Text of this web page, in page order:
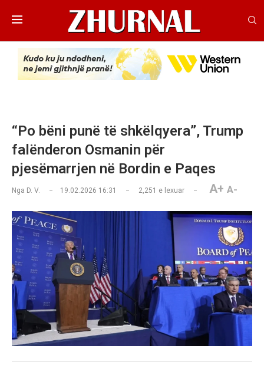
“Po bëni punë të shkëlqyera”, Trump
falënderon Osmanin për
pjesëmarrjen në Bordin e Paqes
Nga D. V. 19.02.2026 16:31 2,251 e lexuar A+ A-